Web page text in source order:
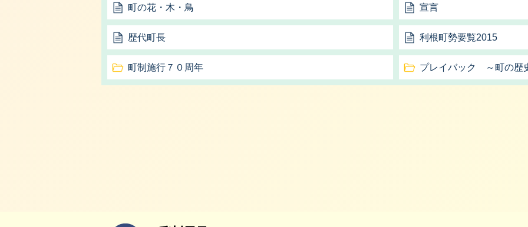
町の花・木・鳥 宣言
歴代町長 利根町勢要覧2015
町制施行７０周年 プレイバック ～町の歴